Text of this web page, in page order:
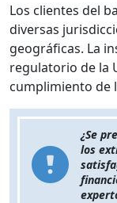
Los clientes del
diversas
geográficas. La
regulatorio de la
cumplimiento de
¿Se
los